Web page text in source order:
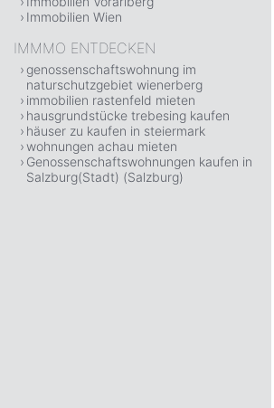
Immobilien Wien
IMMMO ENTDECKEN
genossenschaftswohnung im
naturschutzgebiet wienerberg
immobilien rastenfeld mieten
hausgrundstücke trebesing kaufen
häuser zu kaufen in steiermark
wohnungen achau mieten
Genossenschaftswohnungen kaufen in
Salzburg(Stadt) (Salzburg)